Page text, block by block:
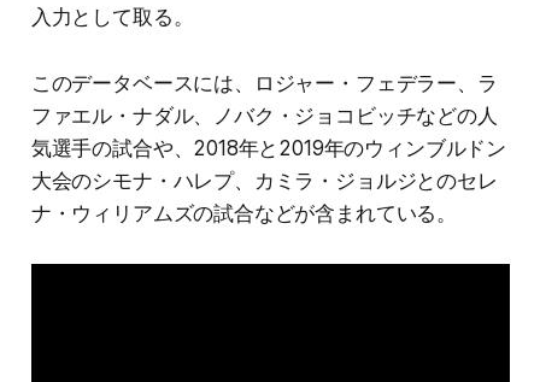
入力として取る。
このデータベースには、ロジャー・フェデラー、ラ
ファエル・ナダル、ノバク・ジョコビッチなどの人
気選手の試合や、2018年と2019年のウィンブルドン
大会のシモナ・ハレプ、カミラ・ジョルジとのセレ
ナ・ウィリアムズの試合などが含まれている。